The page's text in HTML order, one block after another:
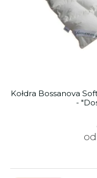
Kołdra Bossanova
-
od